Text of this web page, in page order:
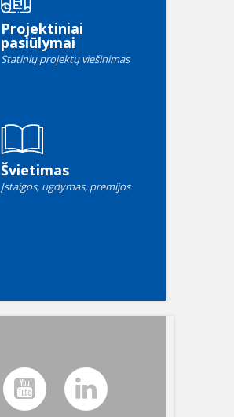
Projektiniai
pasiūlymai
Statinių projektų viešinimas
Švietimas
Įstaigos, ugdymas, premijos